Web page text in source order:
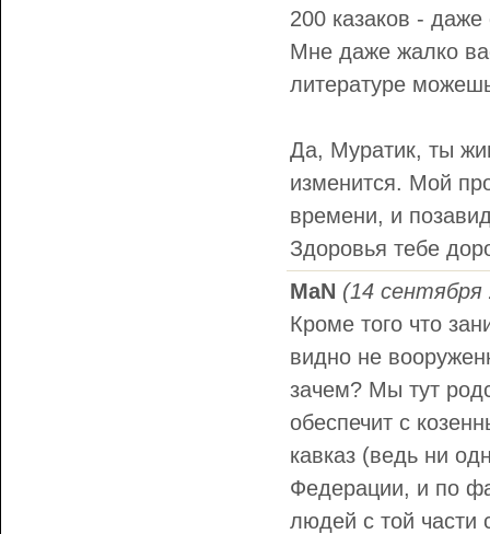
200 казаков -
Мне даже жалко
литературе
Да, Муратик, ты
изменится. Мой
времени, и
Здоровья тебе
MaN (14 сентября
Кроме того что
видно не
зачем? Мы тут
обеспечит с
кавказ (ведь ни
Федерации, и по
людей с той части